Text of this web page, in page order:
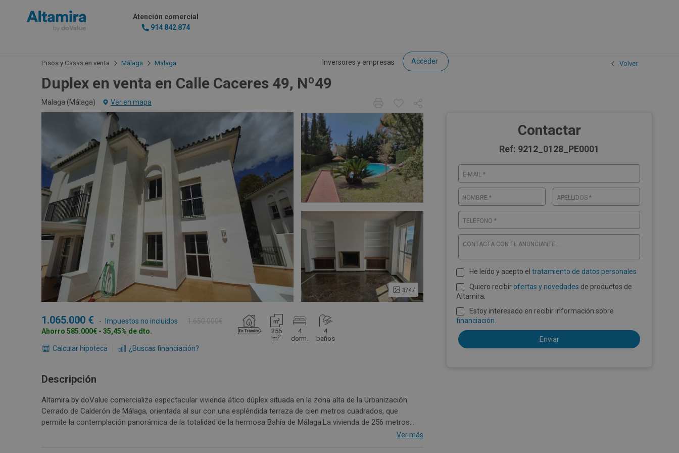
Atención comercial
914 842 874
Inversores y empresas Acceder
Pisos y Casas en venta Málaga Malaga Volver
Duplex en venta en Calle Caceres 49, Nº49
Malaga (Málaga) Ver en mapa
3/47
Contactar
Ref: 9212_0128_PE0001
E-MAIL *
NOMBRE * APELLIDOS *
TELÉFONO *
CONTACTA CON EL ANUNCIANTE...
He leído y acepto el tratamiento de datos personales
Quiero recibir ofertas y novedades de productos de
Altamira.
Estoy interesado en recibir información sobre
financiación.
256
m2
4
dorm.
4
baños
1.065.000 Impuestos no incluidos
1.650.000€
Ahorro 585.000€ - 35,45% de dto.
Calcular hipoteca ¿Buscas financiación?
Descripción
Altamira by doValue comercializa espectacular vivienda ático dúplex situada en la zona alta de la Urbanización
Cerrado de Calderón de Málaga, orientada al sur con una espléndida terraza de cien metros cuadrados, que
permite la contemplación panorámica de la totalidad de la hermosa Bahía de Málaga.La vivienda de 256 metros
cuadrados está distribuida en dos niveles. En el inferior, la planta noble con vestíbulo de entrada, lujoso aseo de
Ver más